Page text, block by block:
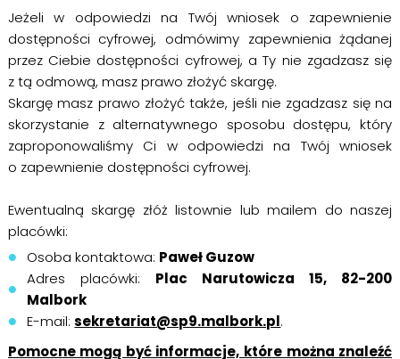
Jeżeli w odpowiedzi na Twój wniosek o zapewnienie
dostępności cyfrowej, odmówimy zapewnienia żądanej
przez Ciebie dostępności cyfrowej, a Ty nie zgadzasz się
z tą odmową, masz prawo złożyć skargę.
Skargę masz prawo złożyć także, jeśli nie zgadzasz się na
skorzystanie z alternatywnego sposobu dostępu, który
zaproponowaliśmy Ci w odpowiedzi na Twój wniosek
o zapewnienie dostępności cyfrowej.
Ewentualną skargę złóż listownie lub mailem do naszej
placówki:
Osoba kontaktowa: Paweł Guzow
Adres placówki: Plac Narutowicza 15, 82-200
Malbork
E-mail:sekretariat@sp9.malbork.pl.
Pomocne mogą być informacje, które można znaleźć